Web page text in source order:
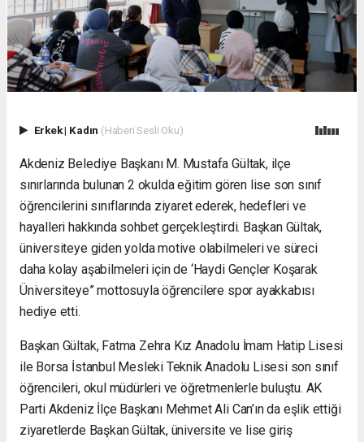
Erkek| Kadın (Haberi Sesli Oku)
Akdeniz Belediye Başkanı M. Mustafa Gültak, ilçe
sınırlarında bulunan 2 okulda eğitim gören lise son sınıf
öğrencilerini sınıflarında ziyaret ederek, hedefleri ve
hayalleri hakkında sohbet gerçekleştirdi. Başkan Gültak,
üniversiteye giden yolda motive olabilmeleri ve süreci
daha kolay aşabilmeleri için de ‘Haydi Gençler Koşarak
Üniversiteye” mottosuyla öğrencilere spor ayakkabısı
hediye etti.
Başkan Gültak, Fatma Zehra Kız Anadolu İmam Hatip Lisesi
ile Borsa İstanbul Mesleki Teknik Anadolu Lisesi son sınıf
öğrencileri, okul müdürleri ve öğretmenlerle buluştu. AK
Parti Akdeniz İlçe Başkanı Mehmet Ali Can’ın da eşlik ettiği
ziyaretlerde Başkan Gültak, üniversite ve lise giriş